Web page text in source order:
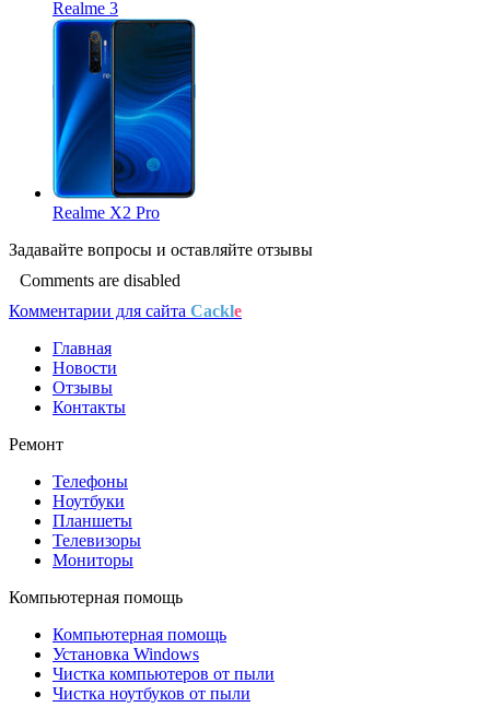
Realme 3
Realme X2 Pro
Задавайте вопросы и оставляйте отзывы
Comments are disabled
Комментарии для сайта Cackle
Главная
Новости
Отзывы
Контакты
Ремонт
Телефоны
Ноутбуки
Планшеты
Телевизоры
Мониторы
Компьютерная помощь
Компьютерная помощь
Установка Windows
Чистка компьютеров от пыли
Чистка ноутбуков от пыли